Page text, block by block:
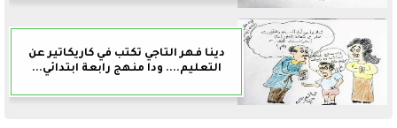
دينا فهر التاجي تكتب في كاريكاتير عن
التعليم.... ودا منهج رابعة ابتدائي...